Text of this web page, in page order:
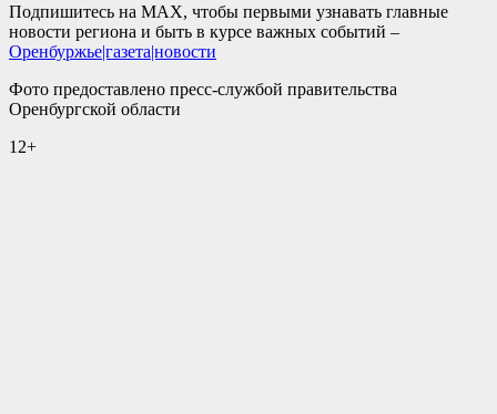
Подпишитесь на MAX, чтобы первыми узнавать главные
новости региона и быть в курсе важных событий –
Оренбуржье|газета|новости
Фото предоставлено пресс-службой правительства
Оренбургской области
12+